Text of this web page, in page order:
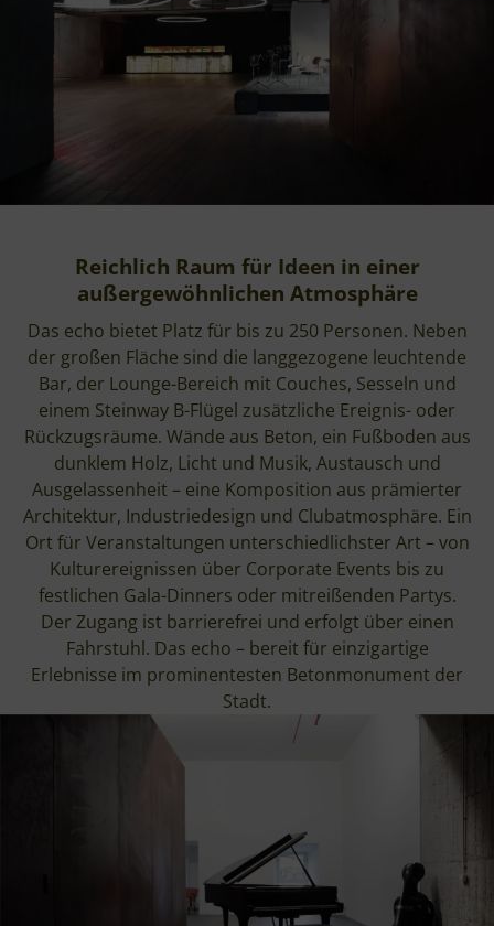
Reichlich Raum für Ideen in einer
außergewöhnlichen Atmosphäre
Das echo bietet Platz für bis zu 250 Personen. Neben
der großen Fläche sind die langgezogene leuchtende
Bar, der Lounge-Bereich mit Couches, Sesseln und
einem Steinway B-Flügel zusätzliche Ereignis- oder
Rückzugsräume. Wände aus Beton, ein Fußboden aus
dunklem Holz, Licht und Musik, Austausch und
Ausgelassenheit – eine Komposition aus prämierter
Architektur, Industriedesign und Clubatmosphäre. Ein
Ort für Veranstaltungen unterschiedlichster Art – von
Kulturereignissen über Corporate Events bis zu
festlichen Gala-Dinners oder mitreißenden Partys.
Der Zugang ist barrierefrei und erfolgt über einen
Fahrstuhl. Das echo – bereit für einzigartige
Erlebnisse im prominentesten Betonmonument der
Stadt.